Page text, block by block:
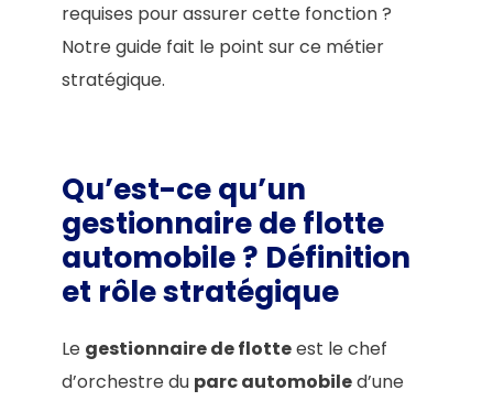
requises pour assurer cette fonction ?
Notre guide fait le point sur ce métier
stratégique.
Qu’est-ce qu’un
gestionnaire de flotte
automobile ? Définition
et rôle stratégique
Le gestionnaire de flotteest le chef
d’orchestre du parc automobiled’une